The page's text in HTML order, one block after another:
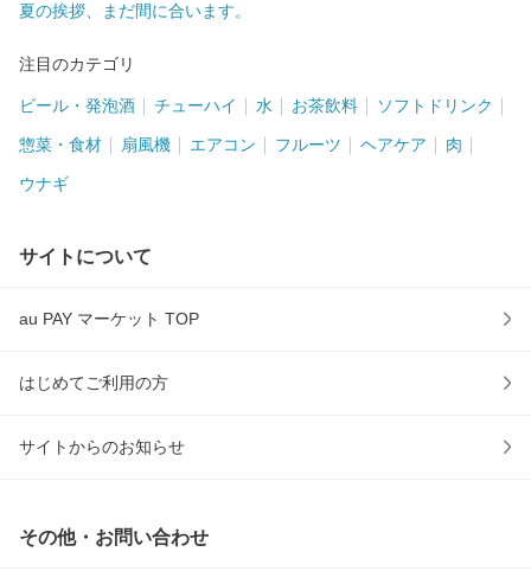
夏の挨拶、まだ間に合います。
注目のカテゴリ
ビール・発泡酒 チューハイ 水 お茶飲料 ソフトドリンク
惣菜・食材 扇風機 エアコン フルーツ ヘアケア 肉
ウナギ
サイトについて
au PAY マーケット TOP
はじめてご利用の方
サイトからのお知らせ
その他・お問い合わせ